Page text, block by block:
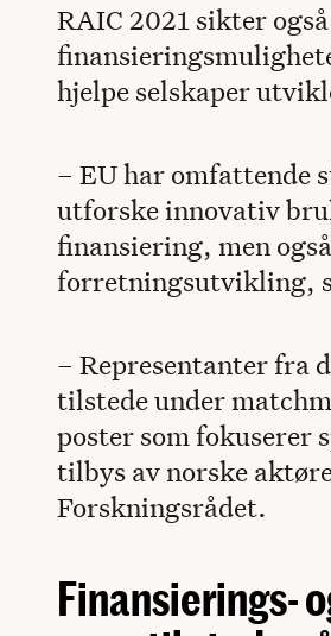
RAIC 2021 sikter
hjelpe selskaper
– EU har omfattende
utforske innovativ
finansiering, men
forretningsutvikling,
– Representanter fra
tilstede under
poster som fokuserer
tilbys av norske
Forskningsrådet.
Finansierings-